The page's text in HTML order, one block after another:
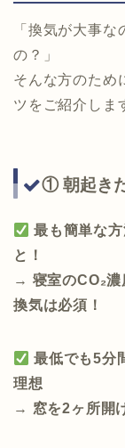
「換気が大事
の？」
そんな方のため
ツをご紹介しま
① 朝起き
最も簡単な
と！
→ 寝室のCO₂
換気は必須！
最低でも5分
理想
→ 窓を2ヶ所開